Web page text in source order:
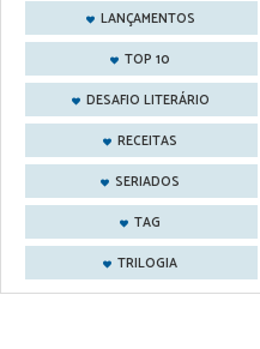
LANÇAMENTOS
TOP 10
DESAFIO LITERÁRIO
RECEITAS
SERIADOS
TAG
TRILOGIA